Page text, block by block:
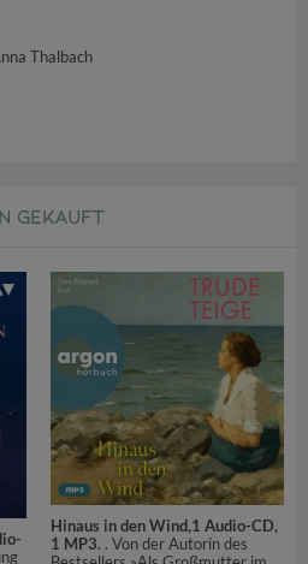
Thalbach
GEKAUFT
Hinaus in den Wind,1 Audio-CD,
1 MP3. . Von der Autorin des